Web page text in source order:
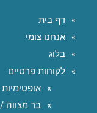
דף בית
אנחנו צומי
בלוג
לקוחות פרטיים
אופטימיות
בר מצווה